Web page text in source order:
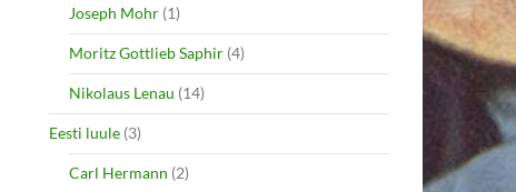
Joseph Mohr (1)
Moritz Gottlieb Saphir (4)
Nikolaus Lenau (14)
Eesti luule (3)
Carl Hermann (2)